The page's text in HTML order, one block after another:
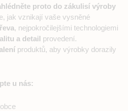
proto do zákulisí výroby
jak vznikají vaše vysněné
, nejpokročilejšími technologiemi
a detail provedení.
produktů, aby výrobky dorazily
u nás: